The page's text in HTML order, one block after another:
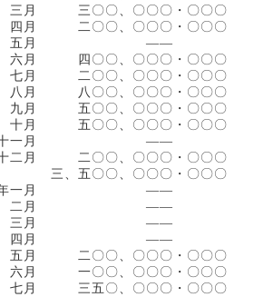
三〇〇、〇〇〇・〇〇〇
二〇〇、〇〇〇・〇〇〇
五月 ――
四〇〇、〇〇〇・〇〇〇
二〇〇、〇〇〇・〇〇〇
八〇〇、〇〇〇・〇〇〇
五〇〇、〇〇〇・〇〇〇
五〇〇、〇〇〇・〇〇〇
一月 ――
月 二〇〇、〇〇〇・〇〇〇
五〇〇、〇〇〇・〇〇〇
二年一月 ――
二月 ――
三月 ――
四月 ――
二〇〇、〇〇〇・〇〇〇
一〇〇、〇〇〇・〇〇〇
三五〇、〇〇〇・〇〇〇